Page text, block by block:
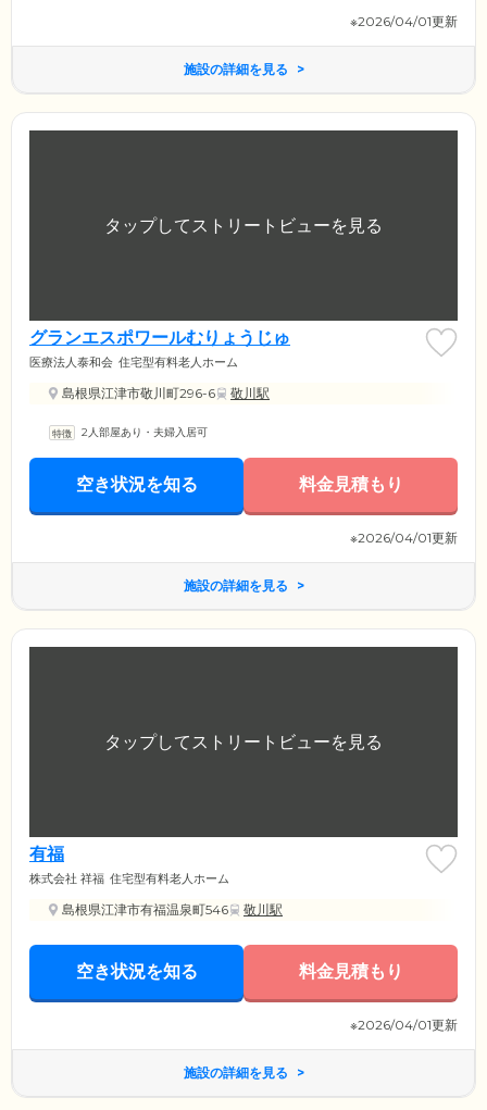
※2026/04/01更新
施設の詳細を見る
グランエスポワールむりょうじゅ
医療法人泰和会 住宅型有料老人ホーム
島根県江津市敬川町296-6 敬川駅
2人部屋あり・夫婦入居可
空き状況を知る 料金見積もり
※2026/04/01更新
施設の詳細を見る
有福
株式会社 祥福 住宅型有料老人ホーム
島根県江津市有福温泉町546 敬川駅
空き状況を知る 料金見積もり
※2026/04/01更新
施設の詳細を見る